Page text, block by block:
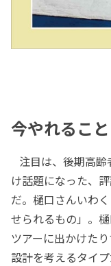
今やれるこ
注目は、後期高
け話題になった、
だ。樋口さんいわ
せられるもの」。
ツアーに出かけた
設計を考えるタイ